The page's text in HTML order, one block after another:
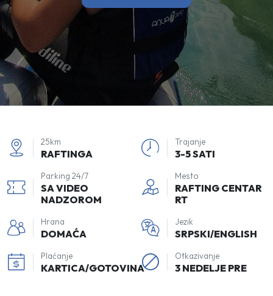
25km
RAFTINGA
Trajanje
3-5 SATI
Parking 24/7
SA VIDEO
NADZOROM
Mesto
RAFTING CENTAR
RT
Hrana
DOMAĆA
Jezik
SRPSKI/ENGLISH
Plaćanje
KARTICA/GOTOVINA
Otkazivanje
3 NEDELJE PRE